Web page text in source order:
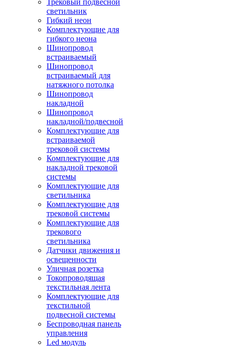
Трековый подвесной
светильник
Гибкий неон
Комплектующие для
гибкого неона
Шинопровод
встраиваемый
Шинопровод
встраиваемый для
натяжного потолка
Шинопровод
накладной
Шинопровод
накладной/подвесной
Комплектующие для
встраиваемой
трековой системы
Комплектующие для
накладной трековой
системы
Комплектующие для
светильника
Комплектующие для
трековой системы
Комплектующие для
трекового
светильника
Датчики движения и
освещенности
Уличная розетка
Токопроводящая
текстильная лента
Комплектующие для
текстильной
подвесной системы
Беспроводная панель
управления
Led модуль